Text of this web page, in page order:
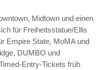
Midtown und einen
für Freiheitsstatue/Ellis
Empire State, MoMA und
DUMBO und
Entry-Tickets früh